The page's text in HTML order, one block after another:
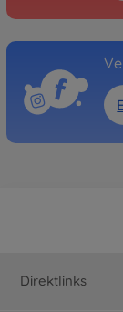
Direktlinks